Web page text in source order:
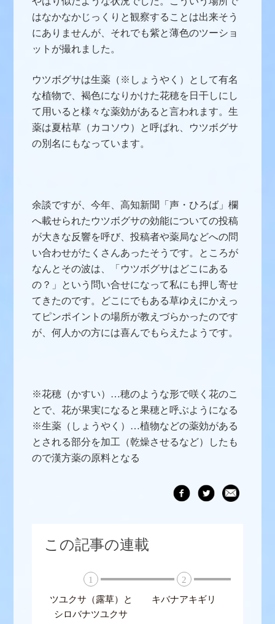
はなかなかじっくりと観察することは出来そう
にありませんが、それでも紫と薄色のツーショ
ットが撮れました。
ウツボグサは生薬（※しょうやく）として有名
な植物で、褐色になりかけた花穂を日干しにし
て用いると様々な薬効があると言われます。生
薬は夏枯草（カコソウ）と呼ばれ、ウツボグサ
の別名にもなっています。
余談ですが、今年、高知新聞「声・ひろば」欄
へ載せられたウツボグサの効能についての投稿
が大きな反響を呼び、投稿者や薬局などへの問
い合わせがたくさんあったそうです。ところが
なんとその波は、「ウツボグサはどこにある
の？」という問い合せになって私にも押し寄せ
てきたのです。どこにでもある草ゆえにかえっ
てピンポイントの場所が教えづらかったのです
が、何人かの方には喜んでもらえたようです。
※花穂（かすい）…穂のような形で咲く花のこ
とで、花が果実になると果穂と呼ぶようになる
※生薬（しょうやく）…植物などの薬効がある
とされる部分を加工（乾燥させるなど）したも
ので漢方薬の原料となる
この記事の連載
1
ツユクサ（露草）と
シロバナツユクサ
2
キバナアキギリ